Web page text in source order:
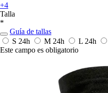
+4
Talla
*
Guía de tallas
S 24h M 24h L 24h
Este campo es obligatorio